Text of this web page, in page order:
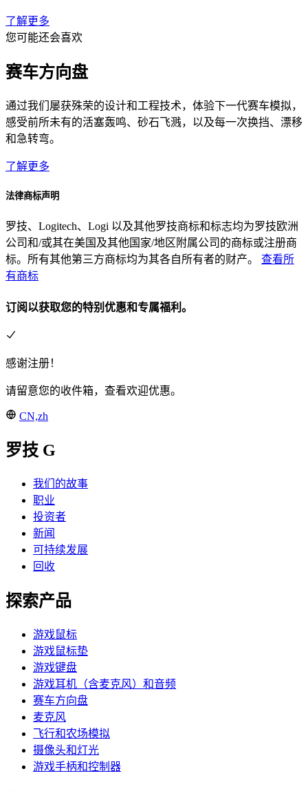
了解更多
您可能还会喜欢
赛车方向盘
通过我们屡获殊荣的设计和工程技术，体验下一代赛车模拟，
感受前所未有的活塞轰鸣、砂石飞溅，以及每一次换挡、漂移
和急转弯。
了解更多
法律商标声明
罗技、Logitech、Logi 以及其他罗技商标和标志均为罗技欧洲
公司和/或其在美国及其他国家/地区附属公司的商标或注册商
标。所有其他第三方商标均为其各自所有者的财产。 查看所
有商标
订阅以获取您的特别优惠和专属福利。
感谢注册！
请留意您的收件箱，查看欢迎优惠。
CN,zh
罗技 G
我们的故事
职业
投资者
新闻
可持续发展
回收
探索产品
游戏鼠标
游戏鼠标垫
游戏键盘
游戏耳机（含麦克风）和音频
赛车方向盘
麦克风
飞行和农场模拟
摄像头和灯光
游戏手柄和控制器